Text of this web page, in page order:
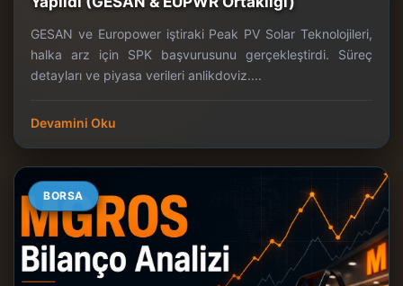
GESAN ve Europower iştiraki Peak PV Solar Teknolojileri,
halka arz için SPK başvurusunu gerçekleştirdi. Süreç
detayları ve piyasa verileri anlikdoviz....
Devamini Oku
BORSA